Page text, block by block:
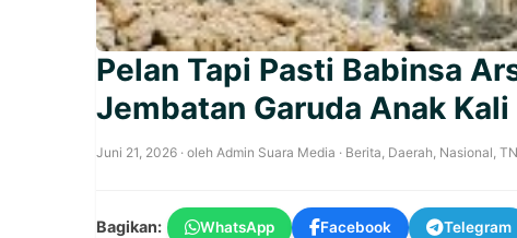
Pelan Tapi Pasti Babinsa
Jembatan Garuda Anak
Juni 21, 2026 · oleh Admin Suara Media · Berita Daerah Nasional
Bagikan: WhatsApp Facebook Telegram